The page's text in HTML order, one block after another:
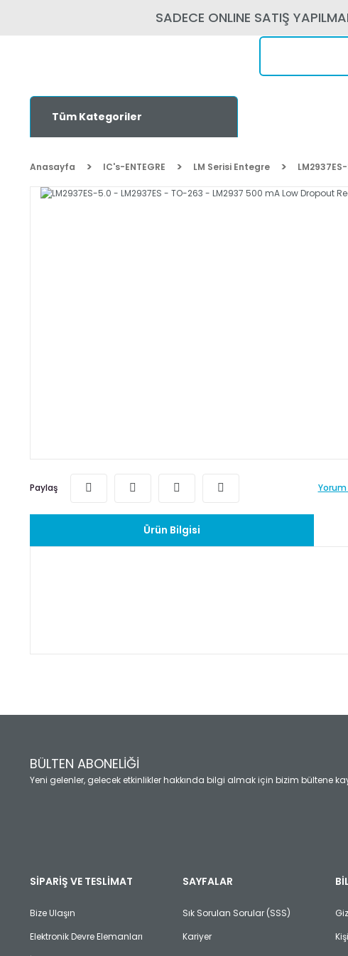
SADECE ONLINE SATIŞ
Tüm Kategoriler
Anasayfa IC's-ENTEGRE LM Serisi Entegre
Paylaş Yorum
Ürün Bilgisi
Ürün açıklamasında eksik bilgiler bulunuyor.
Ürün fiyatı diğer sitelerden daha pahalı.
Bu ürüne benzer farklı alternatifler olmalı.
BÜLTEN ABONELİĞİ
Yeni gelenler, gelecek etkinlikler hakkında bilgi almak için bizim bültene
SİPARİŞ VE TESLİMAT
Bize Ulaşın
Elektronik Devre Elemanları
SAYFALAR
Sık Sorulan Sorular (SSS)
Kariyer